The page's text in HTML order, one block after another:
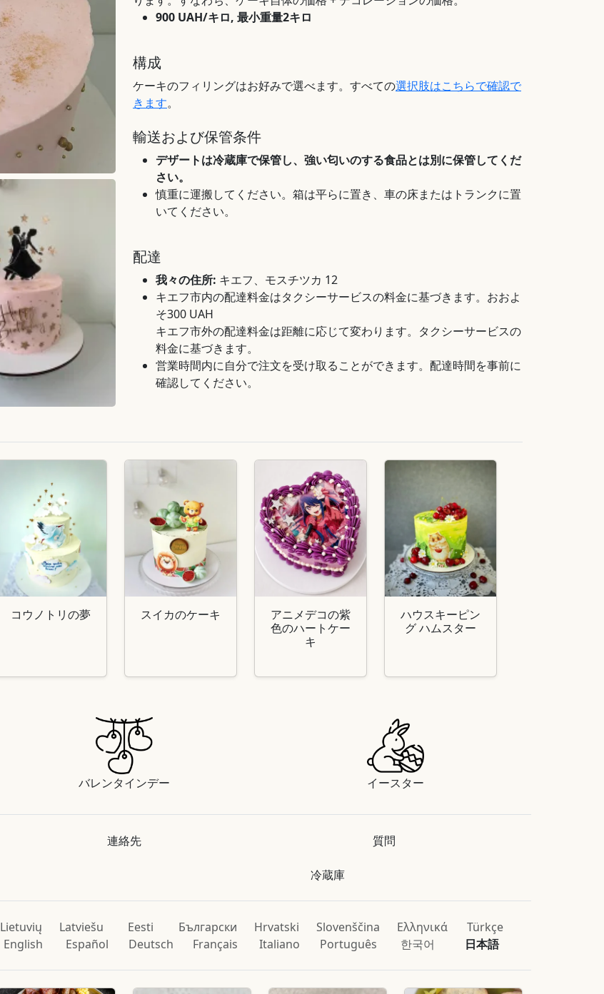
900 UAH/キロ, 最小重量2キロ
構成
ケーキのフィリングはお好みで選べます。すべての選択肢はこちらで確認で
きます。
輸送および保管条件
デザートは冷蔵庫で保管し、強い匂いのする食品とは別に保管してくだ
さい。
慎重に運搬してください。箱は平らに置き、車の床またはトランクに置
いてください。
配達
我々の住所: キエフ、モスチツカ 12
キエフ市内の配達料金はタクシーサービスの料金に基づきます。おおよ
そ300 UAH
キエフ市外の配達料金は距離に応じて変わります。タクシーサービスの
料金に基づきます。
営業時間内に自分で注文を受け取ることができます。配達時間を事前に
確認してください。
コウノトリの夢 スイカのケーキ
アニメデコの紫
色のハートケー
キ
ハウスキーピン
グ ハムスター
バレンタインデー イースター
連絡先 質問
冷蔵庫
Lietuvių Latviešu Eesti Български Hrvatski Slovenščina Ελληνικά
Türkçe
English Español Deutsch Français Italiano Português 한국어 日本語